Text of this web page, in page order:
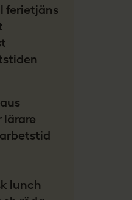
ferietjänst
lärare
lunch